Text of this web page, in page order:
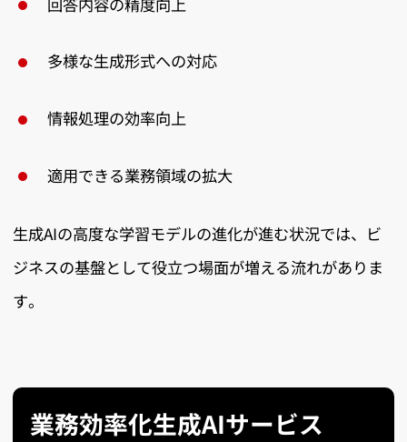
多様な生成形式への対応
情報処理の効率向上
適用できる業務領域の拡大
生成AIの高度な学習モデルの進化が進む状況では、ビ
ジネスの基盤として役立つ場面が増える流れがありま
す。
業務効率化生成AIサービス